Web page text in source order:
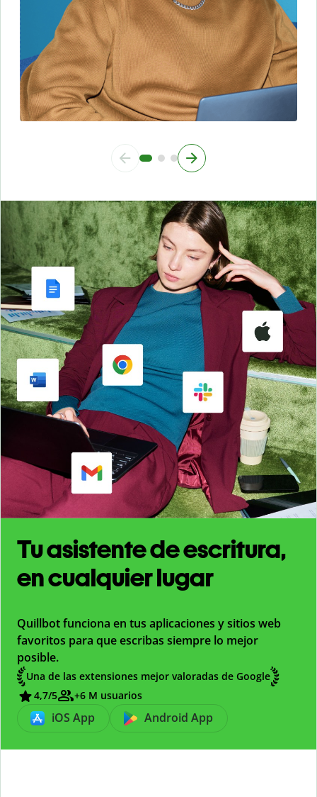
Tu asistente de escritura,
en cualquier lugar
Quillbot funciona en tus aplicaciones y sitios web
favoritos para que escribas siempre lo mejor
posible.
Una de las extensiones mejor valoradas de Google
4,7/5 +6 M usuarios
iOS App Android App